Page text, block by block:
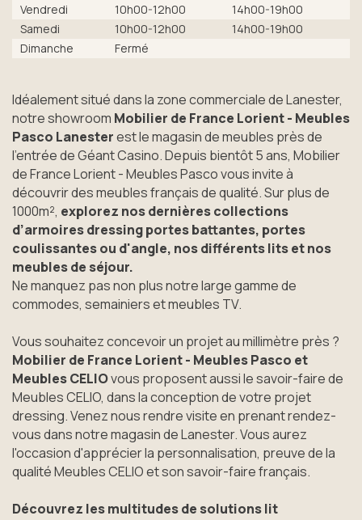
Vendredi
10h00-12h00
14h00-19h00
Samedi
10h00-12h00
14h00-19h00
Dimanche
Fermé
Idéalement situé dans la zone commerciale de Lanester,
notre showroom Mobilier de France Lorient - Meubles
Pasco Lanesterest le magasin de meubles près de
l'entrée de Géant Casino. Depuis bientôt 5 ans, Mobilier
de France Lorient - Meubles Pasco vous invite à
découvrir des meubles français de qualité. Sur plus de
1000m², explorez nos dernières collections
d’armoires dressing portes battantes, portes
coulissantes ou d'angle, nos différents lits et nos
meubles de séjour.
Ne manquez pas non plus notre large gamme de
commodes, semainiers et meubles TV.
Vous souhaitez concevoir un projet au millimètre près ?
Mobilier de France Lorient - Meubles Pasco et
Meubles CELIOvous proposent aussi le savoir-faire de
Meubles CELIO, dans la conception de votre projet
dressing. Venez nous rendre visite en prenant rendez-
vous dans notre magasin de Lanester. Vous aurez
l'occasion d'apprécier la personnalisation, preuve de la
qualité Meubles CELIO et son savoir-faire français.
Découvrez les multitudes de solutions lit